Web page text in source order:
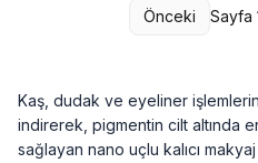
Önceki Sayfa
Kaş, dudak ve eyeliner
indirerek, pigmentin cilt altında
sağlayan nano uçlu kalıcı